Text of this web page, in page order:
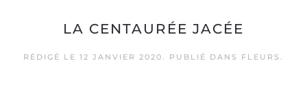
LA CENTAURÉE JACÉE
RÉDIGÉ LE 12 JANVIER 2020. PUBLIÉ DANS FLEURS .